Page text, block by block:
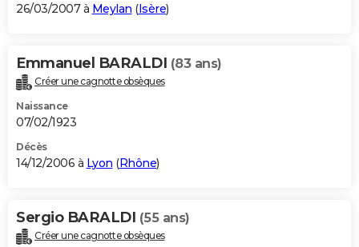
26/03/2007 à Meylan (Isère)
Emmanuel BARALDI (83 ans)
Créer une cagnotte obsèques
Naissance
07/02/1923
Décès
14/12/2006 à Lyon (Rhône)
Sergio BARALDI (55 ans)
Créer une cagnotte obsèques